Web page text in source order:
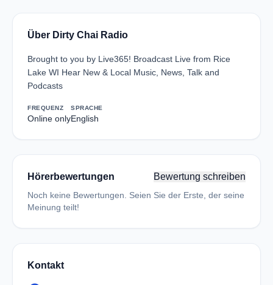
Über Dirty Chai Radio
Brought to you by Live365! Broadcast Live from Rice
Lake WI Hear New & Local Music, News, Talk and
Podcasts
FREQUENZ
Online only
SPRACHE
English
Hörerbewertungen Bewertung schreiben
Noch keine Bewertungen. Seien Sie der Erste, der seine
Meinung teilt!
Kontakt